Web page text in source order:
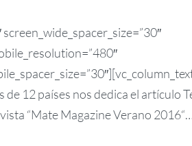
12 países nos dedica el artículo
“Mate Magazine Verano